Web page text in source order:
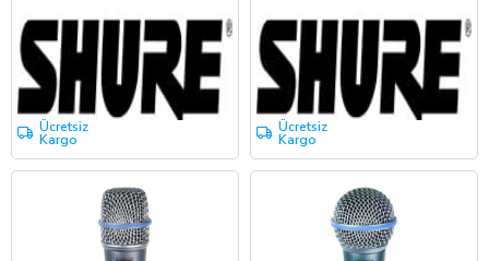
Ücretsiz
Kargo
Ücretsiz
Kargo